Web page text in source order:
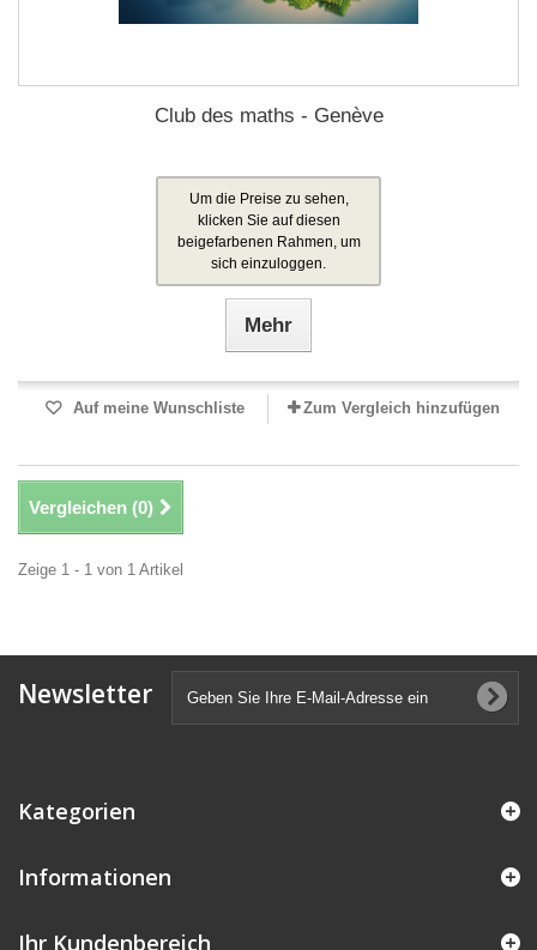
Club des maths - Genève
Um die Preise zu sehen,
klicken Sie auf diesen
beigefarbenen Rahmen, um
sich einzuloggen.
Mehr
Auf meine Wunschliste Zum Vergleich hinzufügen
Vergleichen (0)
Zeige 1 - 1 von 1 Artikel
Newsletter
Kategorien
Informationen
Ihr Kundenbereich